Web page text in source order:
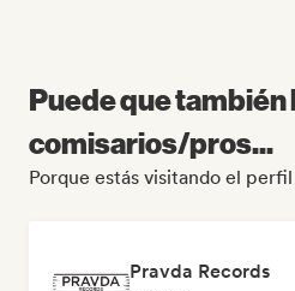
Puede que
comisarios/pros...
Porque estás visitando el
Pravda Records